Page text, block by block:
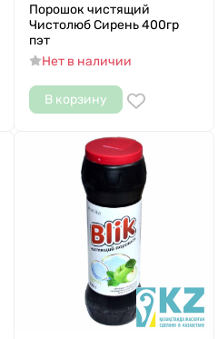
Порошок чистящий
Чистолюб Сирень 400гр
пэт
Нет в наличии
В корзину